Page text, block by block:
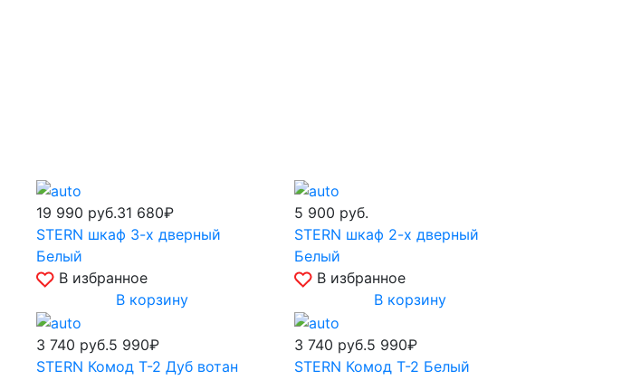
19 990 руб.31 680₽
STERN шкаф 3-х дверный
Белый
В избранное
В корзину
5 900 руб.
STERN шкаф 2-х дверный
Белый
В избранное
В корзину
3 740 руб.5 990₽
STERN Комод Т-2 Дуб вотан
3 740 руб.5 990₽
STERN Комод Т-2 Белый